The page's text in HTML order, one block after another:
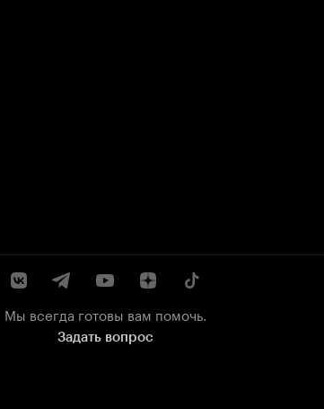
Мы всегда готовы вам помочь.
Задать вопрос